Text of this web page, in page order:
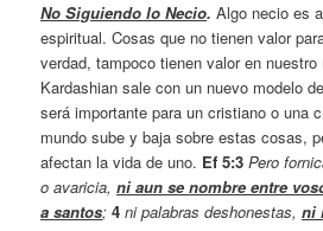
No Siguiendo lo Necio.Algo necio es
espiritual. Cosas que no tienen valor
verdad, tampoco tienen valor en
Kardashian sale con un nuevo modelo
será importante para un cristiano o una
mundo sube y baja sobre estas cosas,
afectan la vida de uno. Ef 5:3 Pero
o avaricia,ni aun se nombre entre
a santos;4 ni palabras deshonestas,ni